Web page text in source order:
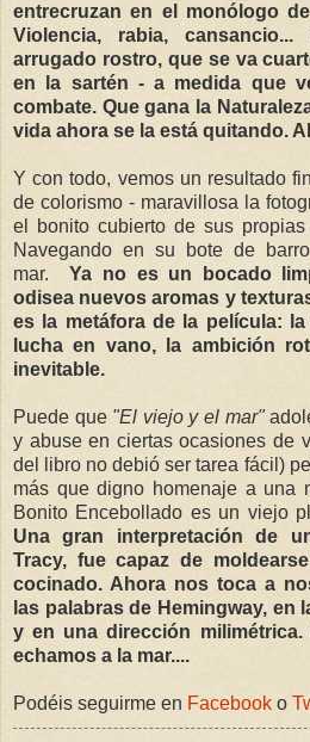
entrecruzan en el monólogo
Violencia, rabia,
arrugado rostro, que se va
en la sartén - a medida que
combate. Que gana la
vida ahora se la está quitando.
Y con todo, vemos un resultado
de colorismo - maravillosa la
el bonito cubierto de sus propias
Navegando en su bote de
mar.Ya no es un bocado
odisea nuevos aromas y
es la metáfora de la película:
lucha en vano, la ambición
inevitable.
Puede que "El viejo y el mar"
y abuse en ciertas ocasiones de
del libro no debió ser tarea fácil)
más que digno homenaje a una
Bonito Encebollado es un viejo
Una gran interpretación de
Tracy, fue capaz de
cocinado. Ahora nos toca a
las palabras de Hemingway, en
y en una dirección
echamos a la mar....
Podéis seguirme en Facebook o